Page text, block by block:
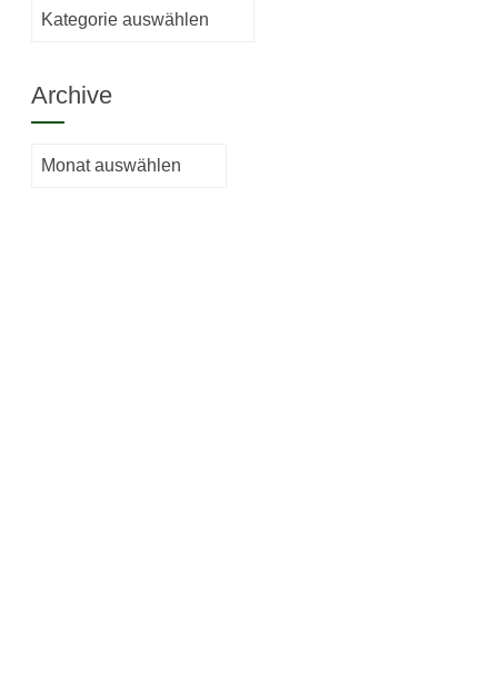
Kategorien
Archive
Archive